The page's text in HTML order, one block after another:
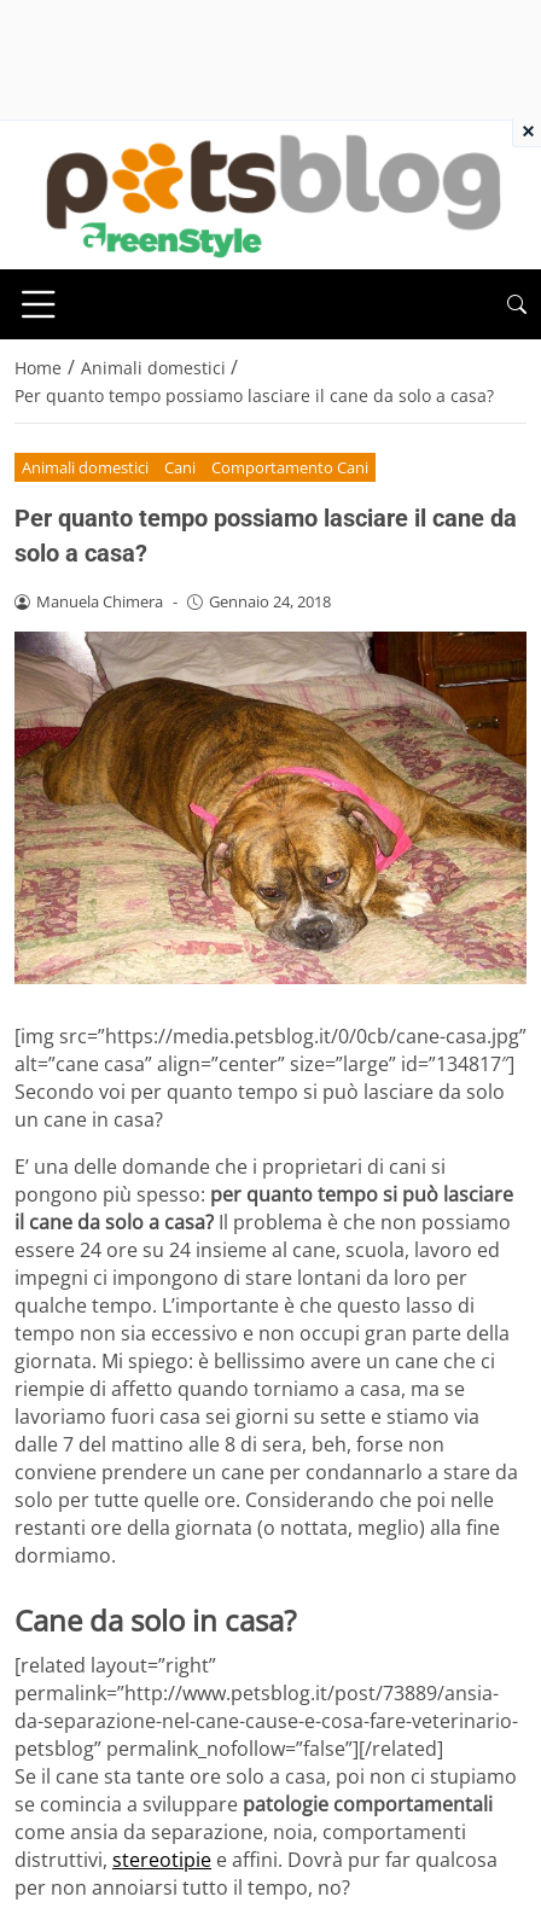
Home / Animali domestici /
Per quanto tempo possiamo lasciare il cane da solo a casa?
Animali domestici Cani Comportamento Cani
Per quanto tempo possiamo lasciare il cane da
solo a casa?
Manuela Chimera - Gennaio 24, 2018
[img src=”https://media.petsblog.it/0/0cb/cane-casa.jpg”
alt=”cane casa” align=”center” size=”large” id=”134817″]
Secondo voi per quanto tempo si può lasciare da solo
un cane in casa?
E’ una delle domande che i proprietari di cani si
pongono più spesso: per quanto tempo si può lasciare
il cane da solo a casa? Il problema è che non possiamo
essere 24 ore su 24 insieme al cane, scuola, lavoro ed
impegni ci impongono di stare lontani da loro per
qualche tempo. L’importante è che questo lasso di
tempo non sia eccessivo e non occupi gran parte della
giornata. Mi spiego: è bellissimo avere un cane che ci
riempie di affetto quando torniamo a casa, ma se
lavoriamo fuori casa sei giorni su sette e stiamo via
dalle 7 del mattino alle 8 di sera, beh, forse non
conviene prendere un cane per condannarlo a stare da
solo per tutte quelle ore. Considerando che poi nelle
restanti ore della giornata (o nottata, meglio) alla fine
dormiamo.
Cane da solo in casa?
[related layout=”right”
permalink=”http://www.petsblog.it/post/73889/ansia-
da-separazione-nel-cane-cause-e-cosa-fare-veterinario-
petsblog” permalink_nofollow=”false”][/related]
Se il cane sta tante ore solo a casa, poi non ci stupiamo
se comincia a sviluppare patologie comportamentali
come ansia da separazione, noia, comportamenti
distruttivi, stereotipie e affini. Dovrà pur far qualcosa
per non annoiarsi tutto il tempo, no?
×